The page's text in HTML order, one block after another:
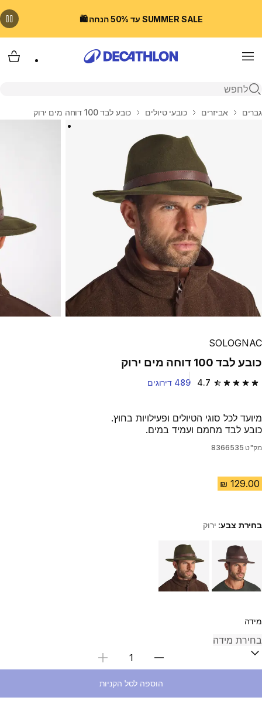
SUMMER SALE עד 50% הנחה 🛍️
Menu
פתיחת חיפוש
בית
גברים אביזרים כובעי טיולים כובע לבד 100 דוחה מים ירוק
SOLOGNAC
כובע לבד 100 דוחה מים ירוק
4.7 4.7 out of 5 stars from 489 reviews 489 דירוגים
מיועד לכל סוגי הטיולים ופעילויות בחוץ.
כובע לבד מחמם ועמיד במים.
מק"ט 8366535
בחירת צבע: ירוק
Choose a variant
מידה
בחירת כמות
הוספה לסל הקניות